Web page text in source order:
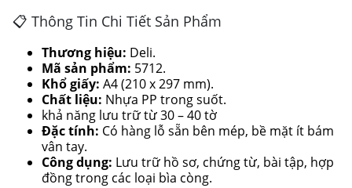
📋 Thông Tin Chi Tiết Sản Phẩm
Thương hiệu: Deli.
Mã sản phẩm: 5712.
Khổ giấy: A4 (210 x 297 mm).
Chất liệu: Nhựa PP trong suốt.
khả năng lưu trữ từ 30 – 40 tờ
Đặc tính: Có hàng lỗ sẵn bên mép, bề mặt ít bám
vân tay.
Công dụng: Lưu trữ hồ sơ, chứng từ, bài tập, hợp
đồng trong các loại bìa còng.